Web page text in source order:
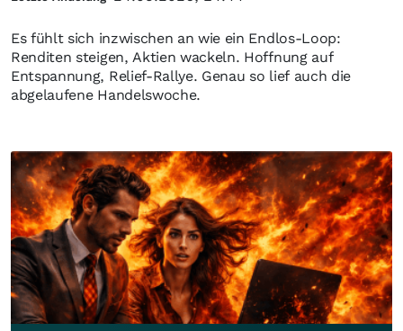
Es fühlt sich inzwischen an wie ein Endlos-Loop:
Renditen steigen, Aktien wackeln. Hoffnung auf
Entspannung, Relief-Rallye. Genau so lief auch die
abgelaufene Handelswoche.